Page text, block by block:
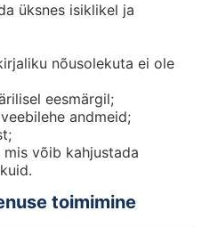
üksnes isiklikel ja
nõusolekuta ei ole
eesmärgil;
andmeid;
võib kahjustada
toimimine